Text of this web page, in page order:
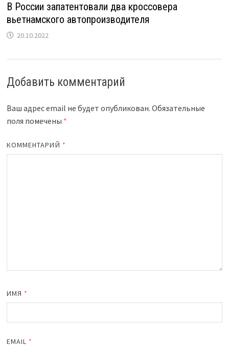
В России запатентовали два кроссовера
вьетнамского автопроизводителя
20.10.2022
Добавить комментарий
Ваш адрес email не будет опубликован. Обязательные
поля помечены *
КОММЕНТАРИЙ *
ИМЯ *
EMAIL *